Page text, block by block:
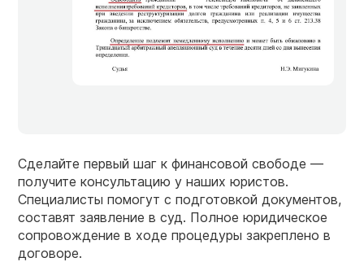
Сделайте первый шаг к финансовой свободе —
получите консультацию у наших юристов.
Специалисты помогут с подготовкой документов,
составят заявление в суд. Полное юридическое
сопровождение в ходе процедуры закреплено в
договоре.